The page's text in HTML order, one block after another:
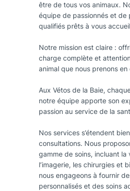
être de tous vos animaux.
équipe de passionnés et de
qualifiés prêts à vous
Notre mission est claire :
charge complète et
animal que nous prenons en
Aux Vétos de la Baie,
notre équipe apporte son
passion au service de la
Nos services s’étendent
consultations. Nous
gamme de soins, incluant la
l’imagerie, les chirurgies et
nous engageons à fournir
personnalisés et des soins